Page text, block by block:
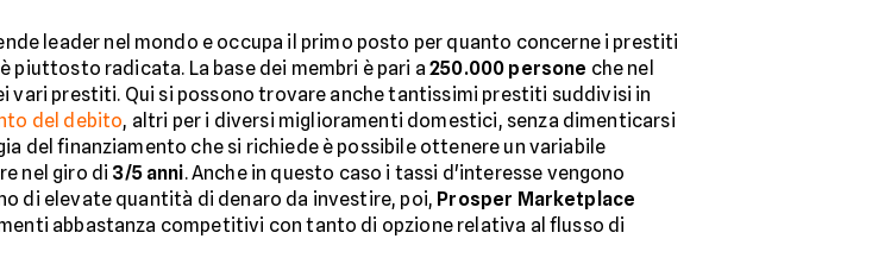
leader nel mondo e occupa il primo posto per quanto concerne i prestiti
piuttosto radicata. La base dei membri è pari a250.000 persone che nel
prestiti. Qui si possono trovare anche tantissimi prestiti suddivisi in
del debito, altri per i diversi miglioramenti domestici, senza dimenticarsi
del finanziamento che si richiede è possibile ottenere un variabile
nel giro di 3/5 anni. Anche in questo caso i tassi d'interesse vengono
di elevate quantità di denaro da investire, poi, Prosper Marketplace
abbastanza competitivi con tanto di opzione relativa al flusso di